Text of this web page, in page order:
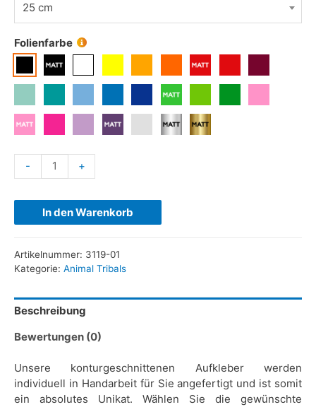
25 cm
Folienfarbe
- +
In den Warenkorb
Artikelnummer: 3119-01
Kategorie: Animal Tribals
Beschreibung
Bewertungen (0)
Unsere konturgeschnittenen Aufkleber werden
individuell in Handarbeit für Sie angefertigt und ist somit
ein absolutes Unikat. Wählen Sie die gewünschte